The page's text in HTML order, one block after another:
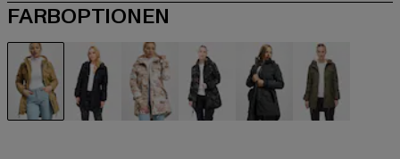
FARBOPTIONEN